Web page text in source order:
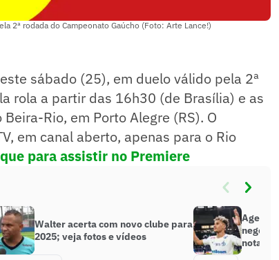
2ª rodada do Campeonato Gaúcho (Foto: Arte Lance!)
sábado (25), em duelo válido pela 2ª
rola a partir das 16h30 (de Brasília) e as
Rio, em Porto Alegre (RS). O
em canal aberto, apenas para o Rio
para assistir no Premiere
Walter acerta com novo clube para
2025; veja fotos e vídeos
Agente
nota de